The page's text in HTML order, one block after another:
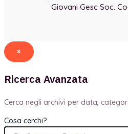
Giovani Gesc Soc.
×
Ricerca Avanzata
Cerca negli archivi per data,
Cosa cerchi?